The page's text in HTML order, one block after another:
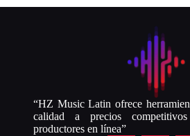
“HZ Music Latin ofrece
calidad a precios
productores en línea”